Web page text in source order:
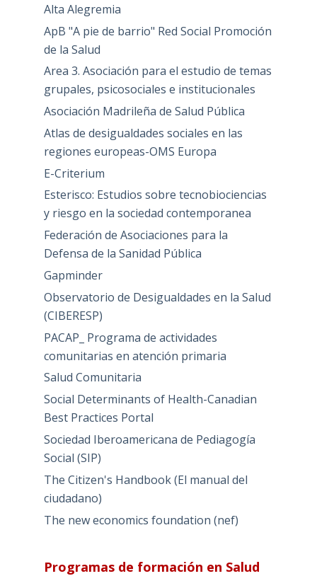
Alta Alegremia
ApB "A pie de barrio" Red Social Promoción
de la Salud
Area 3. Asociación para el estudio de temas
grupales, psicosociales e institucionales
Asociación Madrileña de Salud Pública
Atlas de desigualdades sociales en las
regiones europeas-OMS Europa
E-Criterium
Esterisco: Estudios sobre tecnobiociencias
y riesgo en la sociedad contemporanea
Federación de Asociaciones para la
Defensa de la Sanidad Pública
Gapminder
Observatorio de Desigualdades en la Salud
(CIBERESP)
PACAP_ Programa de actividades
comunitarias en atención primaria
Salud Comunitaria
Social Determinants of Health-Canadian
Best Practices Portal
Sociedad Iberoamericana de Pediagogía
Social (SIP)
The Citizen's Handbook (El manual del
ciudadano)
The new economics foundation (nef)
Programas de formación en Salud